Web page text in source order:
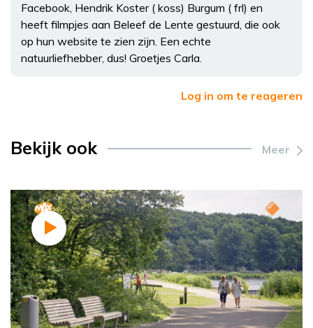
Facebook, Hendrik Koster ( koss) Burgum ( frl) en
heeft filmpjes aan Beleef de Lente gestuurd, die ook
op hun website te zien zijn. Een echte
natuurliefhebber, dus! Groetjes Carla.
Log in om te reageren
Bekijk ook Meer